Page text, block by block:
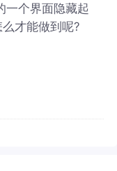
一个界面隐藏起
才能做到呢?